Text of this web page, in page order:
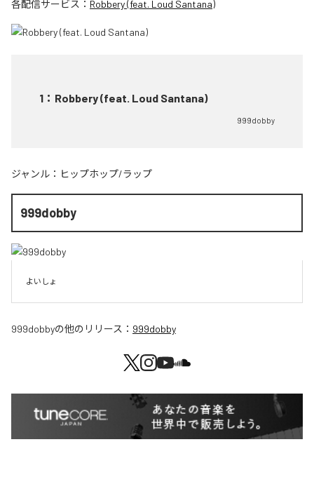
各配信サービス： Robbery (feat. Loud Santana)
1 ： Robbery (feat. Loud Santana)
999dobby
ジャンル： ヒップホップ/ラップ
999dobby
よいしょ
999dobbyの他のリリース： 999dobby